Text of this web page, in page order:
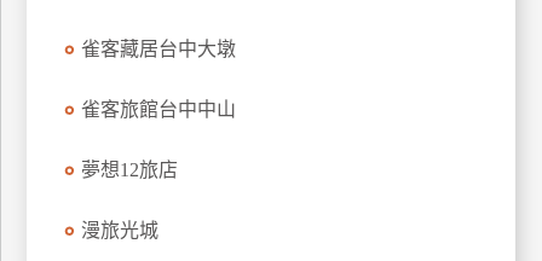
雀客藏居台中大墩
雀客旅館台中中山
夢想12旅店
漫旅光城